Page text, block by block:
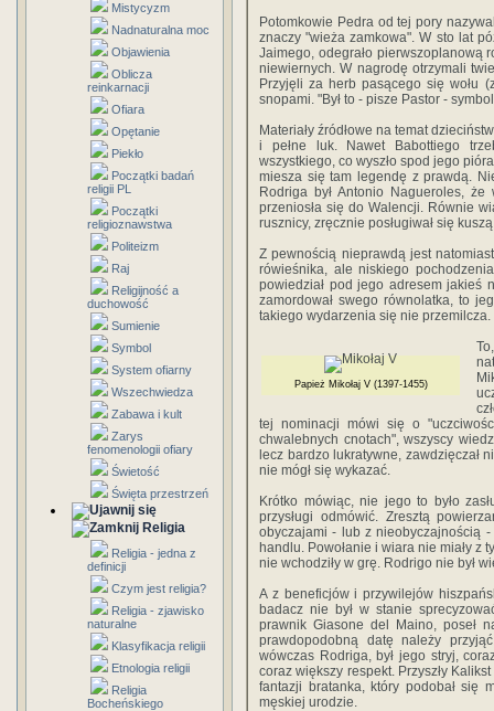
Mistycyzm
Nadnaturalna moc
Objawienia
Oblicza
reinkarnacji
Ofiara
Opętanie
Piekło
Początki badań
religii PL
Początki
religioznawstwa
Politeizm
Raj
Religijność a
duchowość
Sumienie
Symbol
System ofiarny
Wszechwiedza
Zabawa i kult
Zarys
fenomenologii ofiary
Świetość
Święta przestrzeń
Religia
Religia - jedna z
definicji
Czym jest religia?
Religia - zjawisko
naturalne
Klasyfikacja religii
Etnologia religii
Religia
Bocheńskiego
Potomkowie Pedra od tej pory
znaczy "wieża zamkowa". W sto lat
Jaimego, odegrało pierwszoplanową
niewiernych. W nagrodę otrzymali
Przyjęli za herb pasącego się wołu
snopami. "Był to - pisze Pastor -
Materiały źródłowe na temat
i pełne luk. Nawet Babottiego
wszystkiego, co wyszło spod jego
miesza się tam legendę z prawdą.
Rodriga był Antonio Nagueroles,
przeniosła się do Walencji. Równie
rusznicy, zręcznie posługiwał się
Z pewnością nieprawdą jest
rówieśnika, ale niskiego
powiedział pod jego adresem jakieś
zamordował swego równolatka, to
takiego wydarzenia się nie przemilcza.
Papież Mikołaj V (1397-1455)
tej nominacji mówi się o
chwalebnych cnotach", wszyscy
lecz bardzo lukratywne, zawdzięczał
nie mógł się wykazać.
Krótko mówiąc, nie jego to było
przysługi odmówić. Zresztą
obyczajami - lub z nieobyczajnością -
handlu. Powołanie i wiara nie miały z
nie wchodziły w grę. Rodrigo nie był
A z beneficjów i przywilejów
badacz nie był w stanie
prawnik Giasone del Maino, poseł
prawdopodobną datę należy
wówczas Rodriga, był jego stryj,
coraz większy respekt. Przyszły
fantazji bratanka, który podobał się
męskiej urodzie.